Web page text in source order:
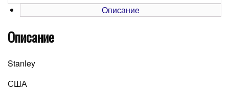
Описание
Описание
Stanley
США